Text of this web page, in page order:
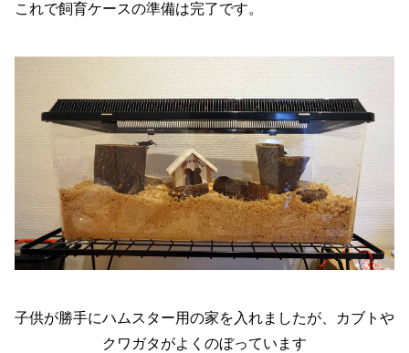
これで飼育ケースの準備は完了です。
子供が勝手にハムスター用の家を入れましたが、カブトや
クワガタがよくのぼっています